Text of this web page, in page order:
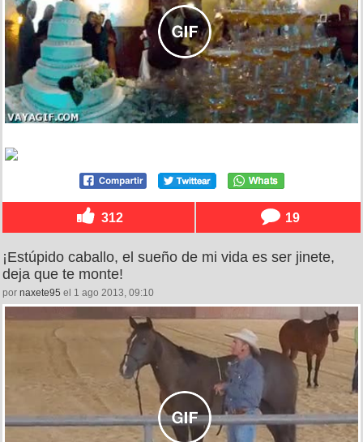
312 19
¡Estúpido caballo, el sueño de mi vida es ser jinete,
deja que te monte!
por naxete95 el 1 ago 2013, 09:10